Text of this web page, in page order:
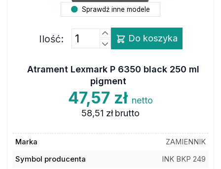
Sprawdź inne modele
Ilość: Do koszyka
Atrament Lexmark P 6350 black 250 ml
pigment
47,57 zł netto
58,51 zł brutto
Marka
ZAMIENNIK
Symbol producenta
INK BKP 249